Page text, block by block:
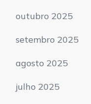
outubro 2025
setembro 2025
agosto 2025
julho 2025